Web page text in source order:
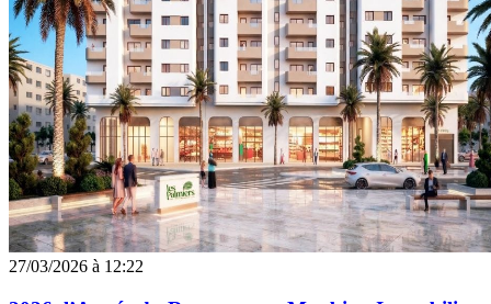
27/03/2026 à 12:22